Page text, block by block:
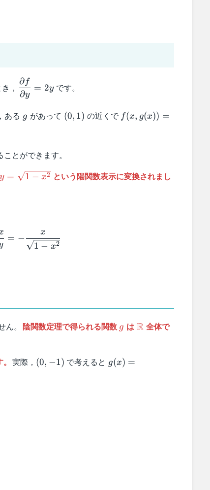
， \dfrac{\partial
f}{\partial y}
∂y
∂ f
= 2yです。
ある g があって (0,1)
(0, 1) の近くで f(x,g(x))
= 0
f(x, g(x)) =
とができます。
y =
y = 1 − x2 という陽関数表示に変換されまし
= −
1 − x2
x
。 陰関数定理で得られる関数 g
g は \mathbb{R}
R 全体で
実際， (0,-1)
(0, −1) で考えると g(x) = -
g(x) =